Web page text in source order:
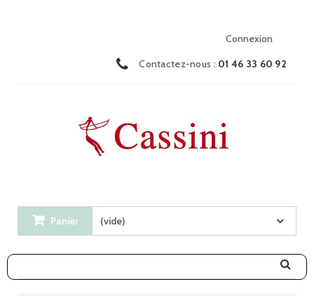
Connexion
Contactez-nous : 01 46 33 60 92
Panier (vide)